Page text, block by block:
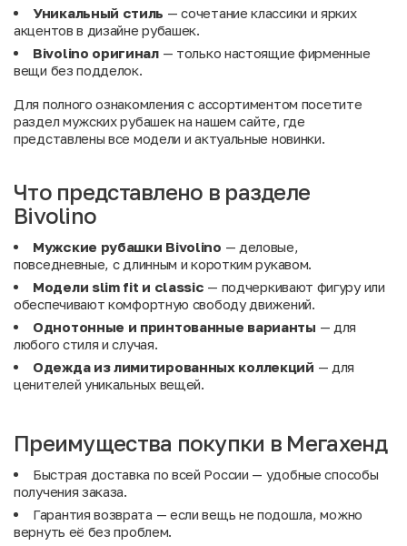
Уникальный стиль — сочетание классики и ярких
акцентов в дизайне рубашек.
Bivolino оригинал— только настоящие фирменные
вещи без подделок.
Для полного ознакомления с ассортиментом посетите
раздел мужских рубашекна нашем сайте, где
представлены все модели и актуальные новинки.
Что представлено в разделе
Bivolino
Мужские рубашки Bivolino — деловые,
повседневные, с длинным и коротким рукавом.
Модели slim fit и classic — подчеркивают фигуру или
обеспечивают комфортную свободу движений.
Однотонные и принтованные варианты — для
любого стиля и случая.
Одежда из лимитированных коллекций — для
ценителей уникальных вещей.
Преимущества покупки в Мегахенд
Быстрая доставка по всей России — удобные способы
получения заказа.
Гарантия возврата — если вещь не подошла, можно
вернуть её без проблем.